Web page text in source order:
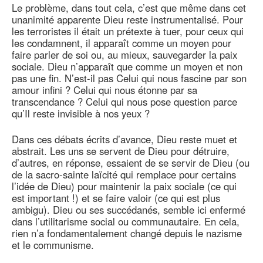
Le problème, dans tout cela, c’est que même dans cet
unanimité apparente Dieu reste instrumentalisé. Pour
les terroristes il était un prétexte à tuer, pour ceux qui
les condamnent, il apparaît comme un moyen pour
faire parler de soi ou, au mieux, sauvegarder la paix
sociale. Dieu n’apparaît que comme un moyen et non
pas une fin. N’est-il pas Celui qui nous fascine par son
amour infini ? Celui qui nous étonne par sa
transcendance ? Celui qui nous pose question parce
qu’Il reste invisible à nos yeux ?
Dans ces débats écrits d’avance, Dieu reste muet et
abstrait. Les uns se servent de Dieu pour détruire,
d’autres, en réponse, essaient de se servir de Dieu (ou
de la sacro-sainte laïcité qui remplace pour certains
l’idée de Dieu) pour maintenir la paix sociale (ce qui
est important !) et se faire valoir (ce qui est plus
ambigu). Dieu ou ses succédanés, semble ici enfermé
dans l’utilitarisme social ou communautaire. En cela,
rien n’a fondamentalement changé depuis le nazisme
et le communisme.